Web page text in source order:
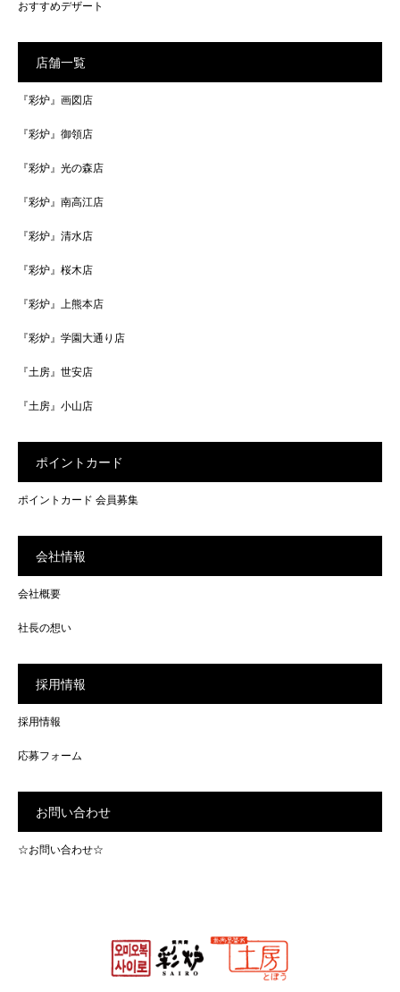
おすすめデザート
店舗一覧
『彩炉』画図店
『彩炉』御領店
『彩炉』光の森店
『彩炉』南高江店
『彩炉』清水店
『彩炉』桜木店
『彩炉』上熊本店
『彩炉』学園大通り店
『土房』世安店
『土房』小山店
ポイントカード
ポイントカード 会員募集
会社情報
会社概要
社長の想い
採用情報
採用情報
応募フォーム
お問い合わせ
☆お問い合わせ☆